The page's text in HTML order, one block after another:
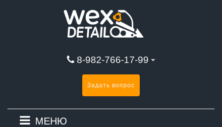
8-982-766-17-99
Задать вопрос
МЕНЮ